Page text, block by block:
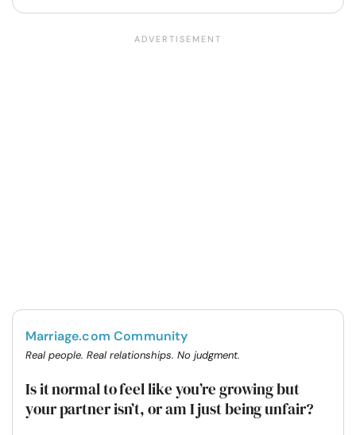
Marriage.com Community
Real people. Real relationships. No judgment.
Is it normal to feel like you’re growing but
your partner isn’t, or am I just being unfair?